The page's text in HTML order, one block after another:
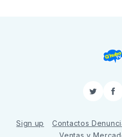
Twitter
Sign up
Contactos
Ventas y